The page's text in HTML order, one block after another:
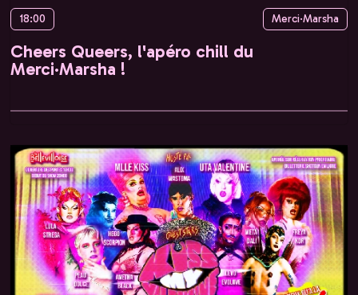
18:00 Merci·Marsha
Cheers Queers, l'apéro chill du
Merci·Marsha !